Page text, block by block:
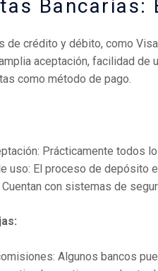
Bancarias:
de crédito y débito, como
aceptación, facilidad de
como método de pago.
Prácticamente todos
uso: El proceso de depósito
Cuentan con sistemas de
Algunos bancos